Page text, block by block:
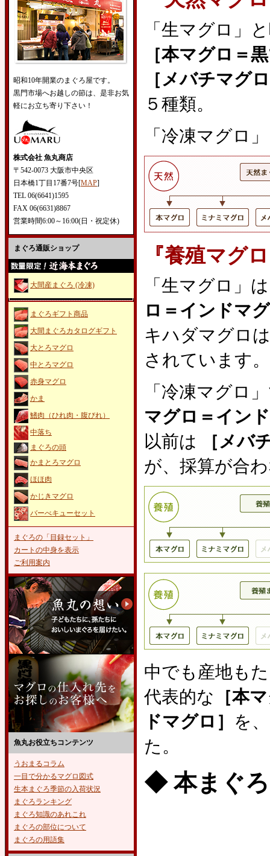
昭和10年開業のまぐろ屋です。
黒門市場へお越しの節は、是非お気
軽にお立ち寄り下さい！
株式会社 魚丸商店
〒542-0073 大阪市中央区
日本橋1丁目17番7号[MAP]
TEL 06(6641)1595
FAX 06(6631)8867
営業時間6:00～16:00(日・祝定休)
まぐろ通販ショップ
大間産まぐろ (冷凍)
まぐろギフト商品
大間まぐろカタログギフト
大とろマグロ
中とろマグロ
赤身マグロ
かま
鰭肉（ひれ肉・腹びれ）
中落ち
まぐろの頭
かまとろマグロ
ほほ肉
かじきマグロ
バーべキューセット
まぐろの「目録セット」
カートの中身を表示
ご利用案内
魚丸お役立ちコンテンツ
うおまるコラム
一目で分かるマグロ図式
生本まぐろ季節の入荷状況
まぐろランキング
まぐろ知識のあれこれ
まぐろの部位について
まぐろの用語集
「生マグロ」
［本マグロ＝
［メバチマグ
５種類。
「冷凍マグロ
『養殖マグ
「生マグロ」
ロ＝インドマ
キハダマグロ
されています。
「冷凍マグロ
マグロ＝イン
以前は ［メバ
が、採算が合
中でも産地も
代表的な ［本
ドマグロ］ を
た。
◆ 本まぐ